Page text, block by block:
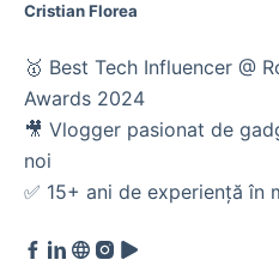
Cristian Florea
🥇 Best Tech Influencer @
Awards 2024
🎥 Vlogger pasionat de
noi
✅ 15+ ani de experiență în